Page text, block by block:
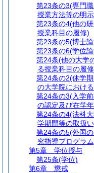
第23条の3(専門
授業方法等の明
第23条の4(他の
授業科目の履修)
第23条の5(博士
第23条の6(学位
第24条(他の大学
る授業科目の履
第24条の2(休学
の大学院におけ
第24条の3(入学
の認定及び在学
第24条の4(法科
学期間等の取扱
第24条の5(外国
究指導プログラ
第5章
学位授与
第25条(学位)
第6章
懲戒